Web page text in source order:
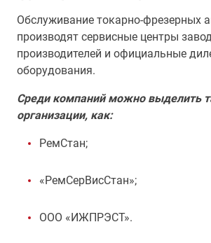
Обслуживание токарно-фрезерных
производят сервисные центры
производителей и официальные
оборудования.
Среди компаний можно выделить
организации, как:
РемСтан;
«РемСерВисСтан»;
ООО «ИЖПРЭСТ».